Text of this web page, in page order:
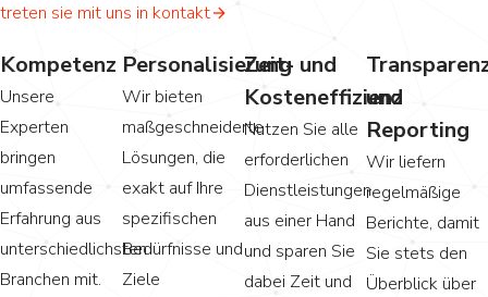
treten sie mit uns in kontakt
Kompetenz
Unsere
Experten
bringen
umfassende
Erfahrung aus
unterschiedlichsten
Branchen mit.
Personalisierung
Wir bieten
maßgeschneiderte
Lösungen, die
exakt auf Ihre
spezifischen
Bedürfnisse und
Ziele
Zeit- und
Kosteneffizienz
Nutzen Sie alle
erforderlichen
Dienstleistungen
aus einer Hand
und sparen Sie
dabei Zeit und
und
Reporting
Wir liefern
regelmäßige
Berichte, damit
Sie stets den
Überblick über